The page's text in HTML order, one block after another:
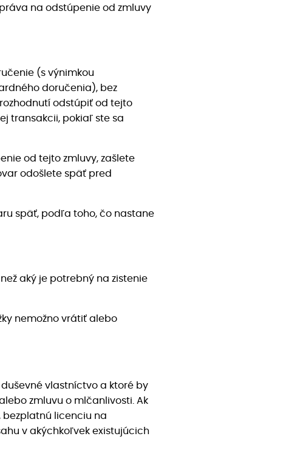
na odstúpenie od zmluvy
(s výnimkou
doručenia), bez
odstúpiť od tejto
transakcii, pokiaľ ste sa
od tejto zmluvy, zašlete
odošlete späť pred
späť, podľa toho, čo nastane
aký je potrebný na zistenie
nemožno vrátiť alebo
vlastníctvo a ktoré by
zmluvu o mlčanlivosti. Ak
bezplatnú licenciu na
v akýchkoľvek existujúcich